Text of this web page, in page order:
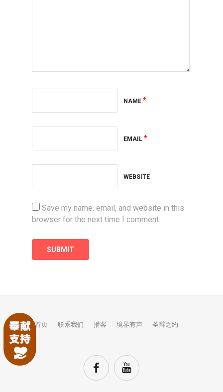
NAME *
EMAIL *
WEBSITE
Save my name, email, and website in this
browser for the next time I comment.
首页 联系我们 播客 境界有声 圣辩之约